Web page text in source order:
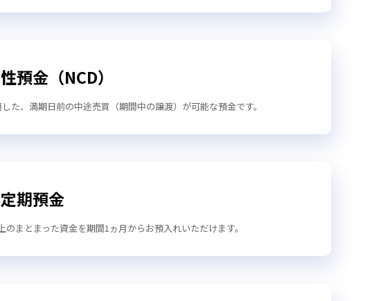
預金（NCD）
た、満期日前の中途売買（期間中の譲渡）が可能な預金です。
期預金
のまとまった資金を期間1ヵ月からお預入れいただけます。